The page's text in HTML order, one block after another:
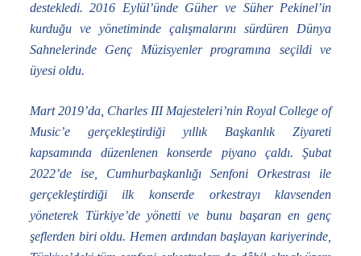
destekledi. 2016 Eylül’ünde Güher ve Süher Pekinel’in
kurduğu ve yönetiminde çalışmalarını sürdüren Dünya
Sahnelerinde Genç Müzisyenler programına seçildi ve
üyesi oldu.
Mart 2019’da, Charles III Majesteleri’nin Royal College of
Music’e gerçekleştirdiği yıllık Başkanlık Ziyareti
kapsamında düzenlenen konserde piyano çaldı. Şubat
2022’de ise, Cumhurbaşkanlığı Senfoni Orkestrası ile
gerçekleştirdiği ilk konserde orkestrayı klavsenden
yöneterek Türkiye’de yönetti ve bunu başaran en genç
şeflerden biri oldu. Hemen ardından başlayan kariyerinde,